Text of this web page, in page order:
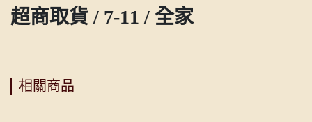
超商取貨 / 7-11 / 全家
相關商品